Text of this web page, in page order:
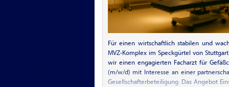
Für einen wirtschaftlich stabilen und
MVZ-Komplex im Speckgürtel von
wir einen engagierten Facharzt für
(m/w/d) mit Interesse an einer
Gesellschafterbeteiligung. Das Angebot